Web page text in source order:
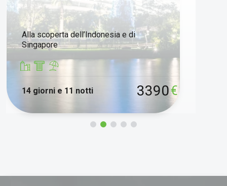
Alla scoperta dell’Indonesia e di
Singapore
14 giorni e 11 notti 3390€